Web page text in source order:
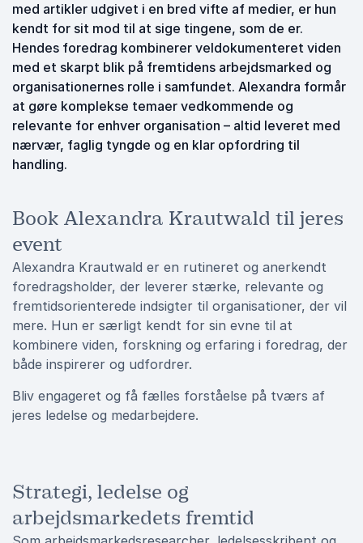
med artikler udgivet i en bred vifte af medier, er hun
kendt for sit mod til at sige tingene, som de er.
Hendes foredrag kombinerer veldokumenteret viden
med et skarpt blik på fremtidens arbejdsmarked og
organisationernes rolle i samfundet. Alexandra formår
at gøre komplekse temaer vedkommende og
relevante for enhver organisation – altid leveret med
nærvær, faglig tyngde og en klar opfordring til
handling.
Book Alexandra Krautwald til jeres
event
Alexandra Krautwald er en rutineret og anerkendt
foredragsholder, der leverer stærke, relevante og
fremtidsorienterede indsigter til organisationer, der vil
mere. Hun er særligt kendt for sin evne til at
kombinere viden, forskning og erfaring i foredrag, der
både inspirerer og udfordrer.
Bliv engageret og få fælles forståelse på tværs af
jeres ledelse og medarbejdere.
Strategi, ledelse og
arbejdsmarkedets fremtid